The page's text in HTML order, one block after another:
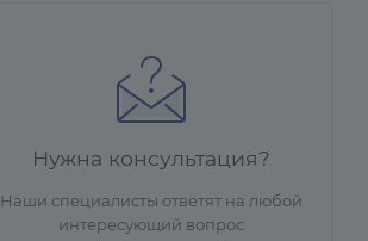
Нужна консультация?
Наши специалисты ответят на любой
интересующий вопрос